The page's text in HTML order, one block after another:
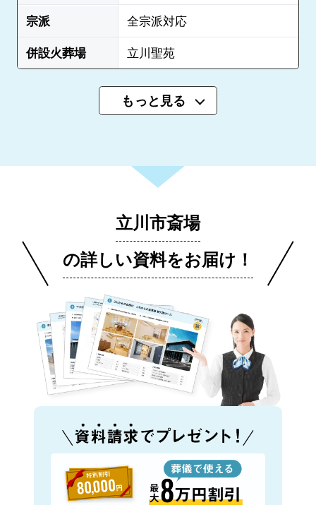
宗派
全宗派対応
併設火葬場
立川聖苑
もっと見る
立川市斎場
の詳しい資料をお届け！